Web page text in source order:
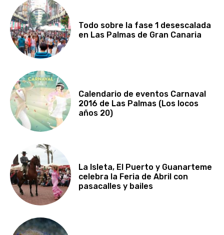
Todo sobre la fase 1 desescalada
en Las Palmas de Gran Canaria
Calendario de eventos Carnaval
2016 de Las Palmas (Los locos
años 20)
La Isleta, El Puerto y Guanarteme
celebra la Feria de Abril con
pasacalles y bailes